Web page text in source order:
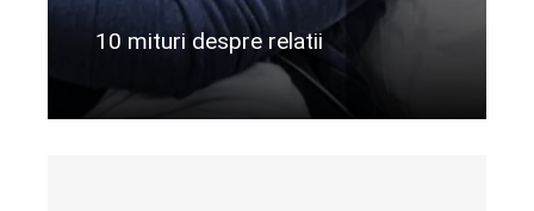
10 mituri despre relatii
Citeste mai departe...